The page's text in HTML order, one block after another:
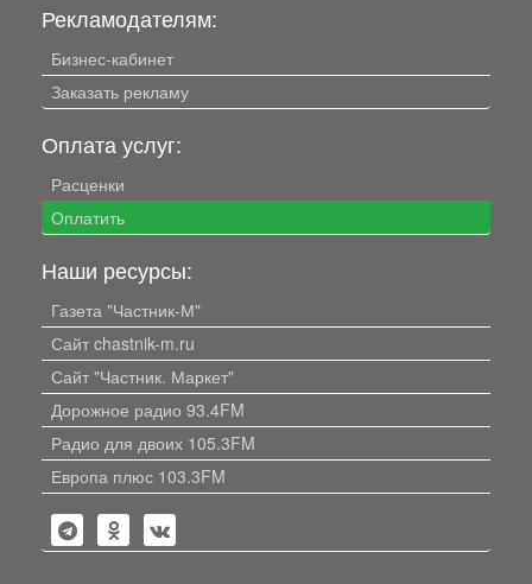
Рекламодателям:
Бизнес-кабинет
Заказать рекламу
Оплата услуг:
Расценки
Оплатить
Наши ресурсы:
Газета "Частник-М"
Сайт chastnik-m.ru
Сайт "Частник. Маркет"
Дорожное радио 93.4FM
Радио для двоих 105.3FM
Европа плюс 103.3FM